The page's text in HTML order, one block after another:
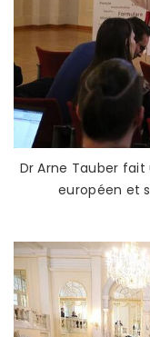
Dr Arne Tauber
européen et